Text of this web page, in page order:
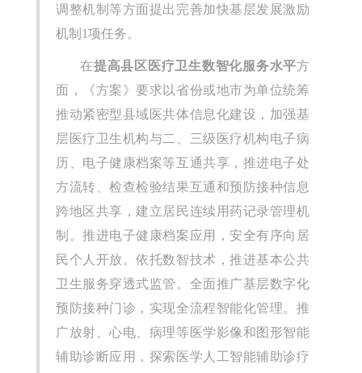
调整机制等方面提出完善加快基层发展激励
机制1项任务。
在提高县区医疗卫生数智化服务水平方
面，《方案》要求以省份或地市为单位统筹
推动紧密型县域医共体信息化建设，加强基
层医疗卫生机构与二、三级医疗机构电子病
历、电子健康档案等互通共享，推进电子处
方流转、检查检验结果互通和预防接种信息
跨地区共享，建立居民连续用药记录管理机
制。推进电子健康档案应用，安全有序向居
民个人开放。依托数智技术，推进基本公共
卫生服务穿透式监管。全面推广基层数字化
预防接种门诊，实现全流程智能化管理。推
广放射、心电、病理等医学影像和图形智能
辅助诊断应用，探索医学人工智能辅助诊疗